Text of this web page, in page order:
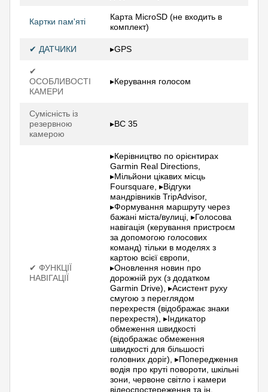
Картки пам'яті
Карта MicroSD (не входить в
комплект)
✔ ДАТЧИКИ ▸GPS
✔
ОСОБЛИВОСТІ
КАМЕРИ
▸Керування голосом
Сумісність із
резервною
камерою
▸BC 35
✔ ФУНКЦІЇ
НАВІГАЦІЇ
▸Керівництво по орієнтирах
Garmin Real Directions,
▸Мільйони цікавих місць
Foursquare, ▸Відгуки
мандрівників TripAdvisor,
▸Формування маршруту через
бажані міста/вулиці, ▸Голосова
навігація (керування пристроєм
за допомогою голосових
команд) тільки в моделях з
картою всієї європи,
▸Оновлення новин про
дорожній рух (з додатком
Garmin Drive), ▸Асистент руху
смугою з переглядом
перехрестя (відображає знаки
перехрестя), ▸Індикатор
обмеження швидкості
(відображає обмеження
швидкості для більшості
головних доріг), ▸Попередження
водія про круті повороти, шкільні
зони, червоне світло і камери
відеоспостереження та ін.